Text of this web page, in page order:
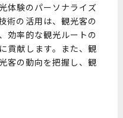
体験のパーソナライズ
術の活用は、観光客の
効率的な観光ルートの
貢献します。また、観
客の動向を把握し、観